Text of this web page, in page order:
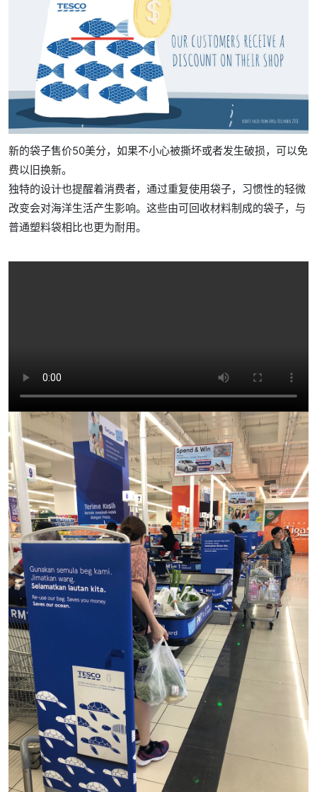
新的袋子售价50美分，如果不小心被撕坏或者发生破损，可以免
费以旧换新。
独特的设计也提醒着消费者，通过重复使用袋子，习惯性的轻微
改变会对海洋生活产生影响。这些由可回收材料制成的袋子，与
普通塑料袋相比也更为耐用。